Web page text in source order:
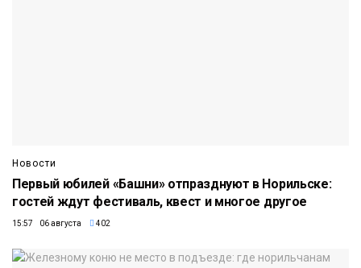
Новости
Первый юбилей «Башни» отпразднуют в Норильске:
гостей ждут фестиваль, квест и многое другое
15:57 06 августа 402